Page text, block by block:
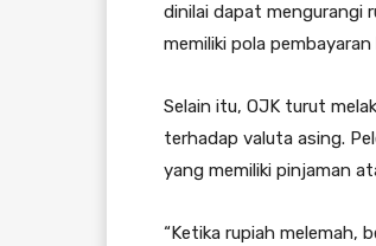
dinilai dapat mengurangi
memiliki pola
Selain itu, OJK turut
terhadap valuta asing.
yang memiliki pinjaman
“Ketika rupiah melemah,